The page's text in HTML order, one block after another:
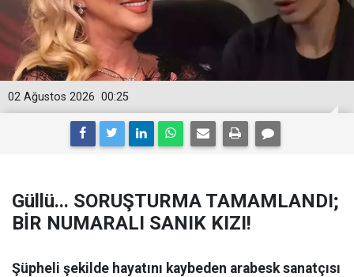
00:25
02 Ağustos 2026
Güllü... SORUŞTURMA TAMAMLANDI;
BİR NUMARALI SANIK KIZI!
Şüpheli şekilde hayatını kaybeden arabesk sanatçısı